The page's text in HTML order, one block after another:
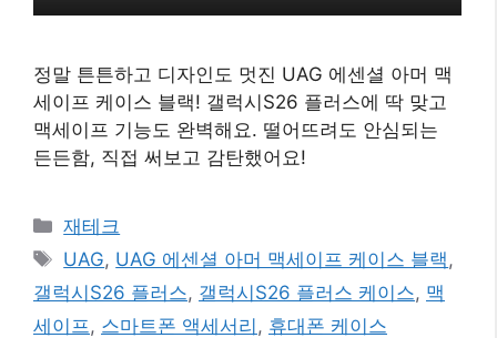
정말 튼튼하고 디자인도 멋진 UAG 에센셜 아머 맥
세이프 케이스 블랙! 갤럭시S26 플러스에 딱 맞고
맥세이프 기능도 완벽해요. 떨어뜨려도 안심되는
든든함, 직접 써보고 감탄했어요!
카
테
리
재테크
태
그
UAG, UAG 에센셜 아머 맥세이프 케이스 블랙,
갤럭시S26 플러스, 갤럭시S26 플러스 케이스, 맥
세이프, 스마트폰 액세서리 , 휴대폰 케이스